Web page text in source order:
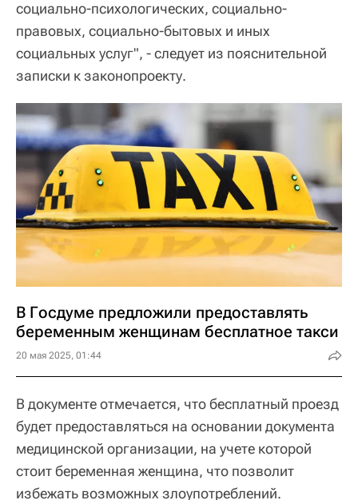
социально-психологических, социально-
правовых, социально-бытовых и иных
социальных услуг", - следует из пояснительной
записки к законопроекту.
В Госдуме предложили предоставлять
беременным женщинам бесплатное такси
20 мая 2025, 01:44
В документе отмечается, что бесплатный проезд
будет предоставляться на основании документа
медицинской организации, на учете которой
стоит беременная женщина, что позволит
избежать возможных злоупотреблений.